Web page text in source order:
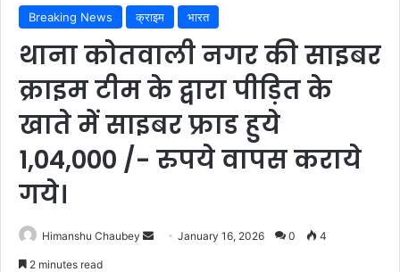
Breaking News क्राइम भारत
थाना कोतवाली नगर की साइबर
क्राइम टीम के द्वारा पीड़ित के
खाते में साइबर फ्राड हुये
1,04,000 /- रुपये वापस कराये
गये।
Himanshu Chaubey January 16, 2026 0 4
2 minutes read